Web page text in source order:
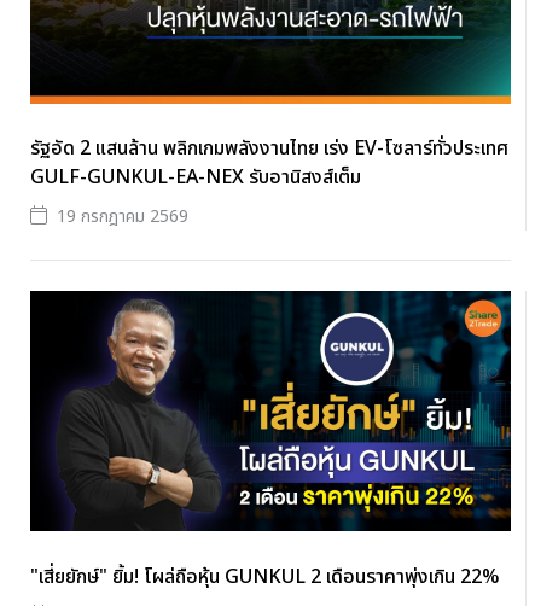
รัฐอัด 2 แสนล้าน พลิกเกมพลังงานไทย เร่ง EV-โซลาร์ทั่วประเทศ
GULF-GUNKUL-EA-NEX รับอานิสงส์เต็ม
19 กรกฎาคม 2569
"เสี่ยยักษ์" ยิ้ม! โผล่ถือหุ้น GUNKUL 2 เดือนราคาพุ่งเกิน 22%